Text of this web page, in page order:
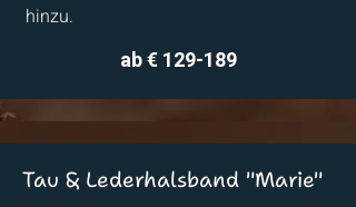
hinzu.
ab € 129-189
Tau & Lederhalsband "Marie"